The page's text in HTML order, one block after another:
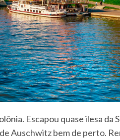
Escapou quase ilesa da
Auschwitz bem de perto.